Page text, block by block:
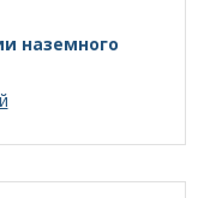
наземного